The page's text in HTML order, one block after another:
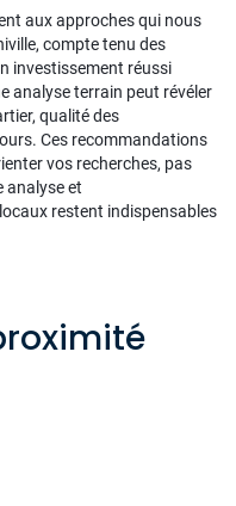
aux approches qui nous
compte tenu des
investissement réussi
analyse terrain peut révéler
qualité des
Ces recommandations
vos recherches, pas
analyse et
restent indispensables